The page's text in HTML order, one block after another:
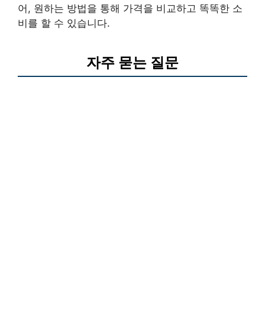
어, 원하는 방법을 통해 가격을 비교하고 똑똑한 소
비를 할 수 있습니다.
자주 묻는 질문